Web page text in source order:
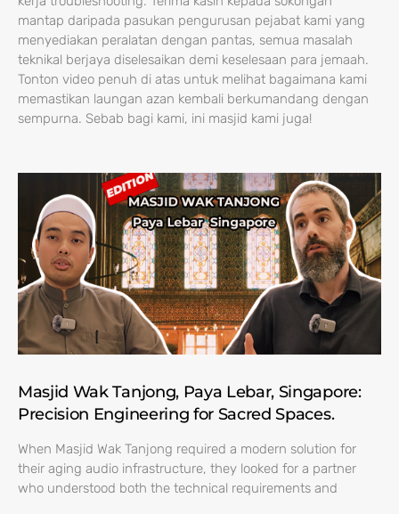
mantap daripada pasukan pengurusan pejabat kami yang
menyediakan peralatan dengan pantas, semua masalah
teknikal berjaya diselesaikan demi keselesaan para jemaah.
Tonton video penuh di atas untuk melihat bagaimana kami
memastikan laungan azan kembali berkumandang dengan
sempurna. Sebab bagi kami, ini masjid kami juga!
Masjid Wak Tanjong, Paya Lebar, Singapore:
Precision Engineering for Sacred Spaces.
When Masjid Wak Tanjong required a modern solution for
their aging audio infrastructure, they looked for a partner
who understood both the technical requirements and